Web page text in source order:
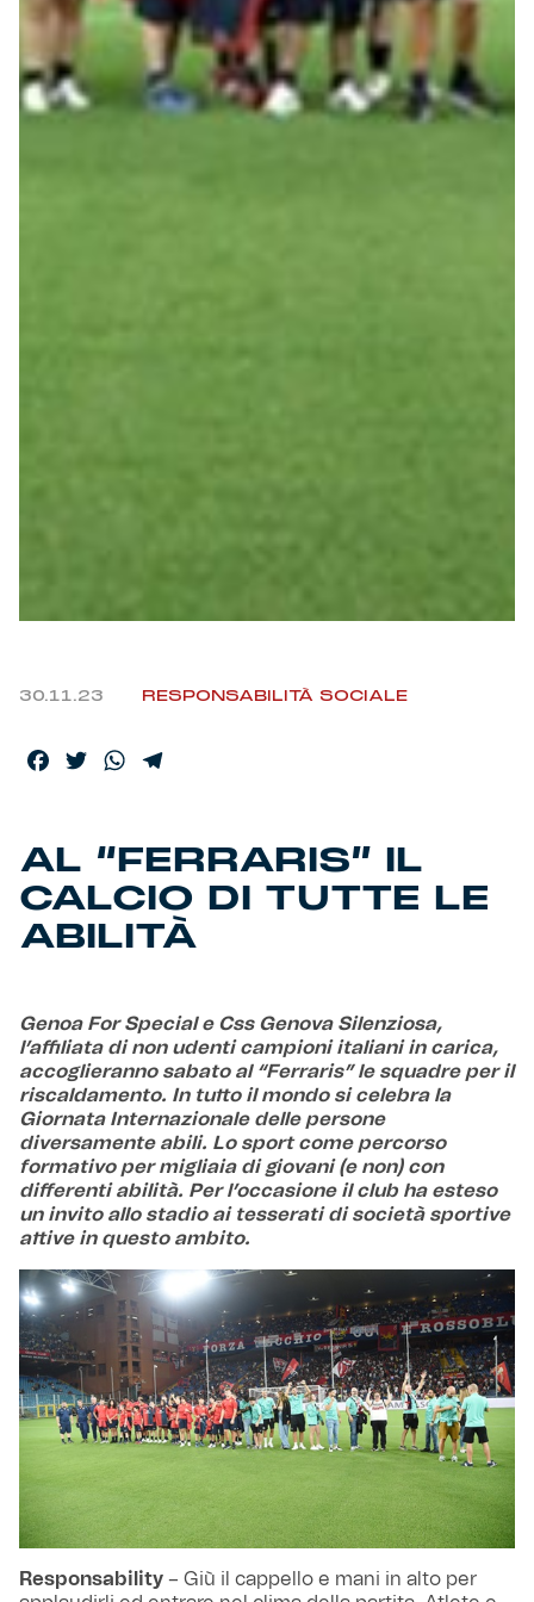
Robe di Kappa x Genoa
Vintage Collection
Fortissimo batte il mio cuor
30.11.23 RESPONSABILITÀ SOCIALE
Facebook
TwitterWhatsApp
AL “FERRARIS” IL
CALCIO DI TUTTE LE
ABILITÀ
Genoa For Special e Css Genova Silenziosa,
l’affiliata di non udenti campioni italiani in carica,
accoglieranno sabato al “Ferraris” le squadre per il
riscaldamento. In tutto il mondo si celebra la
Giornata Internazionale delle persone
diversamente abili. Lo sport come percorso
formativo per migliaia di giovani (e non) con
differenti abilità. Per l’occasione il club ha esteso
un invito allo stadio ai tesserati di società sportive
attive in questo ambito.
Responsability – Giù il cappello e mani in alto per